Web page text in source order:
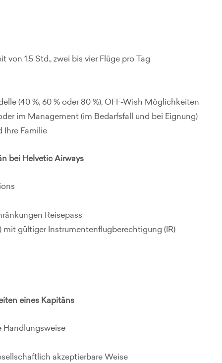
1.5 Std., zwei bis vier Flüge pro Tag
(40 %, 60 % oder 80 %), OFF-Wish Möglichkeiten
im Management (im Bedarfsfall und bei Eignung)
Ihre Familie
bei Helvetic Airways
Reisepass
mit gültiger Instrumentenflugberechtigung (IR)
eines Kapitäns
Handlungsweise
akzeptierbare Weise